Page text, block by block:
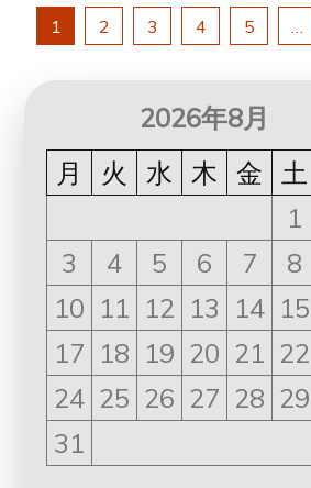
投
稿
ナ
ビ
ゲ
ー
シ
ョ
1 2 3 4 5
2026年8月
月
火 水 木 金 土
1
3
4 5 6 7 8
10 11 12 13 14 15
17 18 19 20 21 22
24 25 26 27 28 29
31